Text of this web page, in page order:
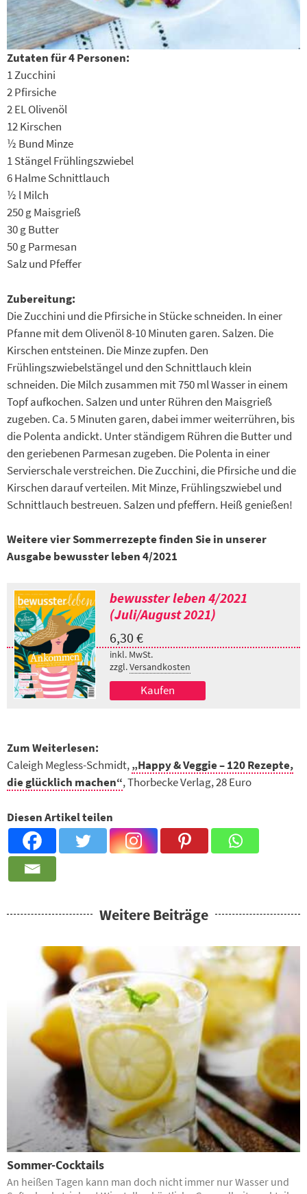
Zutaten für 4 Personen:
1 Zucchini
2 Pfirsiche
2 EL Olivenöl
12 Kirschen
½ Bund Minze
1 Stängel Frühlingszwiebel
6 Halme Schnittlauch
½ l Milch
250 g Maisgrieß
30 g Butter
50 g Parmesan
Salz und Pfeffer
Zubereitung:
Die Zucchini und die Pfirsiche in Stücke schneiden. In einer
Pfanne mit dem Olivenöl 8-10 Minuten garen. Salzen. Die
Kirschen entsteinen. Die Minze zupfen. Den
Frühlingszwiebelstängel und den Schnittlauch klein
schneiden. Die Milch zusammen mit 750 ml Wasser in einem
Topf aufkochen. Salzen und unter Rühren den Maisgrieß
zugeben. Ca. 5 Minuten garen, dabei immer weiterrühren, bis
die Polenta andickt. Unter ständigem Rühren die Butter und
den geriebenen Parmesan zugeben. Die Polenta in einer
Servierschale verstreichen. Die Zucchini, die Pfirsiche und die
Kirschen darauf verteilen. Mit Minze, Frühlingszwiebel und
Schnittlauch bestreuen. Salzen und pfeffern. Heiß genießen!
Weitere vier Sommerrezepte finden Sie in unserer
Ausgabe bewusster leben 4/2021
bewusster leben 4/2021
(Juli/August 2021)
6,30 €
inkl. MwSt.
zzgl.Versandkosten
Kaufen
Zum Weiterlesen:
Caleigh Megless-Schmidt,„Happy & Veggie – 120 Rezepte,
die glücklich machen“, Thorbecke Verlag, 28 Euro
Diesen Artikel teilen
Weitere Beiträge
Sommer-Cocktails
An heißen Tagen kann man doch nicht immer nur Wasser und